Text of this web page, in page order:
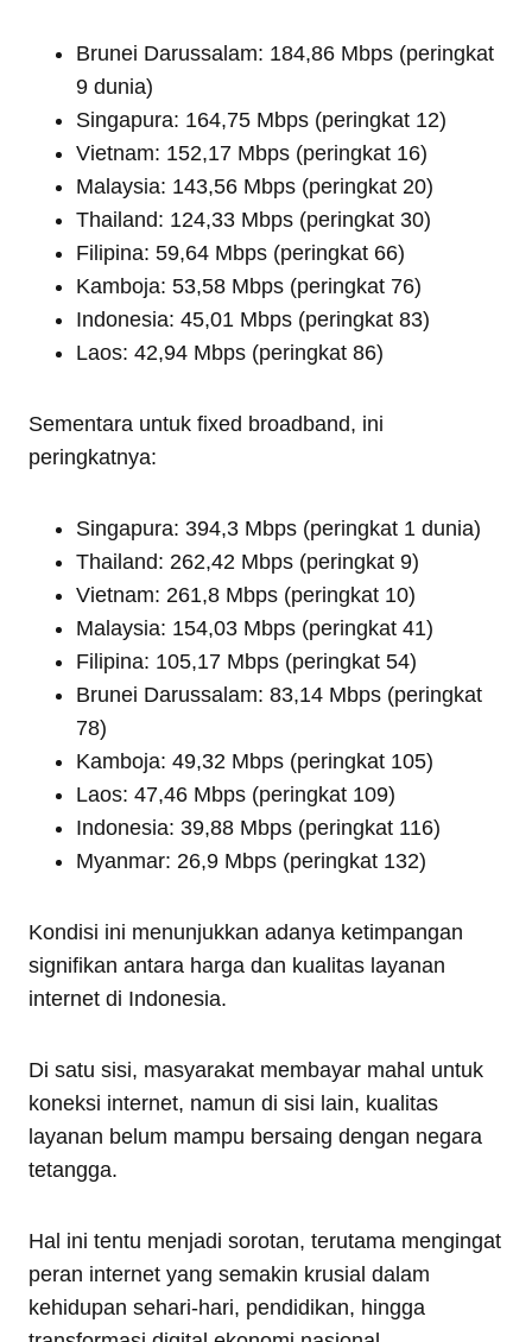
Brunei Darussalam: 184,86 Mbps (peringkat
9 dunia)
Singapura: 164,75 Mbps (peringkat 12)
Vietnam: 152,17 Mbps (peringkat 16)
Malaysia: 143,56 Mbps (peringkat 20)
Thailand: 124,33 Mbps (peringkat 30)
Filipina: 59,64 Mbps (peringkat 66)
Kamboja: 53,58 Mbps (peringkat 76)
Indonesia: 45,01 Mbps (peringkat 83)
Laos: 42,94 Mbps (peringkat 86)
Sementara untuk fixed broadband, ini
peringkatnya:
Singapura: 394,3 Mbps (peringkat 1 dunia)
Thailand: 262,42 Mbps (peringkat 9)
Vietnam: 261,8 Mbps (peringkat 10)
Malaysia: 154,03 Mbps (peringkat 41)
Filipina: 105,17 Mbps (peringkat 54)
Brunei Darussalam: 83,14 Mbps (peringkat
78)
Kamboja: 49,32 Mbps (peringkat 105)
Laos: 47,46 Mbps (peringkat 109)
Indonesia: 39,88 Mbps (peringkat 116)
Myanmar: 26,9 Mbps (peringkat 132)
Kondisi ini menunjukkan adanya ketimpangan
signifikan antara harga dan kualitas layanan
internet di Indonesia.
Di satu sisi, masyarakat membayar mahal untuk
koneksi internet, namun di sisi lain, kualitas
layanan belum mampu bersaing dengan negara
tetangga.
Hal ini tentu menjadi sorotan, terutama mengingat
peran internet yang semakin krusial dalam
kehidupan sehari-hari, pendidikan, hingga